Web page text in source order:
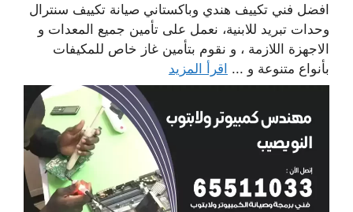
افضل فني تكييف هندي وباكستاني صيانة تكييف سنترال
وحدات تبريد للابنية، نعمل على تأمين جميع المعدات و
الاجهزة اللازمة ، و نقوم بتأمين غاز خاص للمكيفات
بأنواع متنوعة و ... اقرأ المزيد